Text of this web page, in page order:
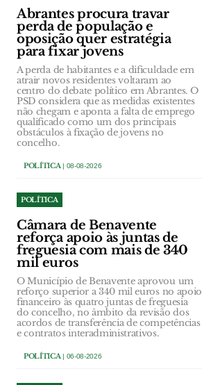
Abrantes procura travar
perda de população e
oposição quer estratégia
para fixar jovens
A perda de habitantes e a dificuldade em
atrair novos residentes voltaram ao
centro do debate político em Abrantes. O
PSD considera que as medidas existentes
não chegam e aponta a falta de emprego
qualificado como um dos principais
obstáculos à fixação de jovens no
concelho.
POLÍTICA| 08-08-2026
POLÍTICA
Câmara de Benavente
reforça apoio às juntas de
freguesia com mais de 340
mil euros
O Município de Benavente aprovou um
reforço superior a 340 mil euros no apoio
financeiro às quatro juntas de freguesia
do concelho, no âmbito da revisão dos
acordos de transferência de competências
e contratos interadministrativos.
POLÍTICA| 06-08-2026